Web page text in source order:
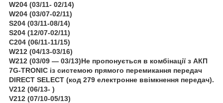
W204 (03/11- 02/14)
W204 (03/07-02/11)
S204 (03/11-08/14)
S204 (12/07-02/11)
C204 (06/11-11/15)
W212 (04/13-03/16)
W212 (03/09 — 03/13)Не пропонується в комбінації з АКП
7G-TRONIC із системою прямого перемикання передач
DIRECT SELECT (код 279 електронне ввімкнення передач).
V212 (06/13- )
V212 (07/10-05/13)